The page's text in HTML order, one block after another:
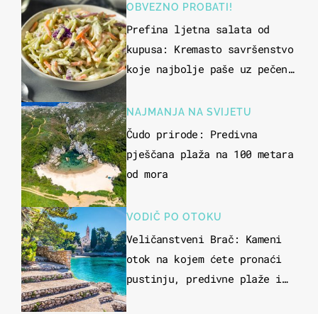
OBVEZNO PROBATI!
Prefina ljetna salata od
kupusa: Kremasto savršenstvo
koje najbolje paše uz pečeno
NAJMANJA NA SVIJETU
Čudo prirode: Predivna
pješčana plaža na 100 metara
od mora
VODIČ PO OTOKU
Veličanstveni Brač: Kameni
otok na kojem ćete pronaći
pustinju, predivne plaže i